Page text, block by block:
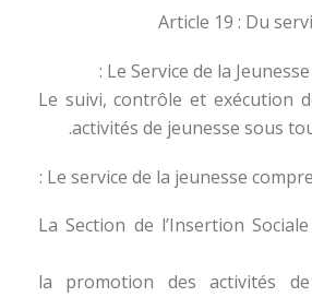
Article 19 : Du
Le suivi, contrôle et exécution
activités de jeunesse sous
Le service de la jeunesse
* La Section de l’Insertion
– la promotion des activités